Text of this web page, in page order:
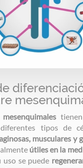
tipos de
musculares y
útiles en la
uso se puede